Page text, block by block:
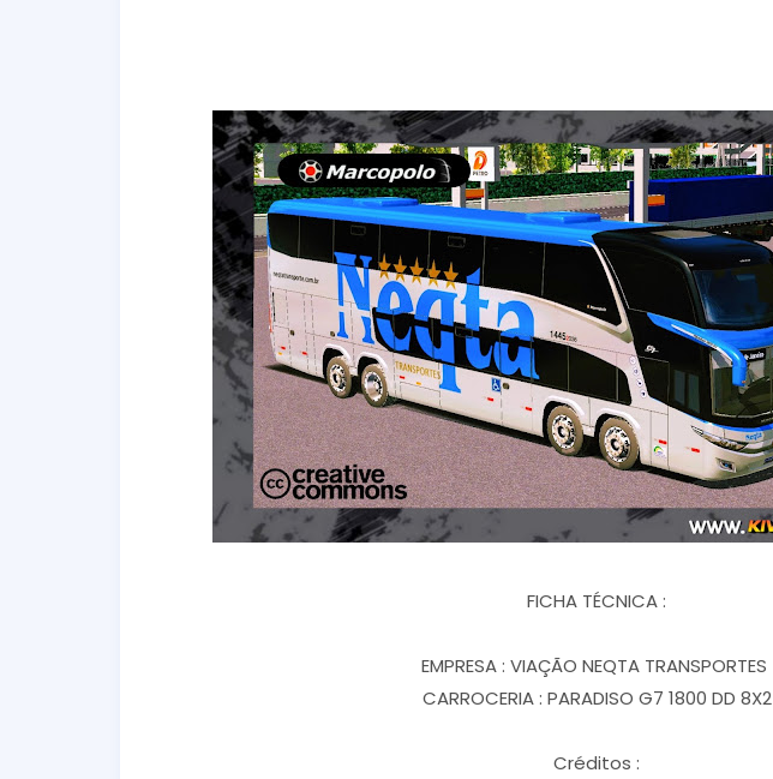
FICHA TÉCNICA :
EMPRESA : VIAÇÃO NEQTA TRANSPORTES
CARROCERIA : PARADISO G7 1800 DD 8X2
Créditos :